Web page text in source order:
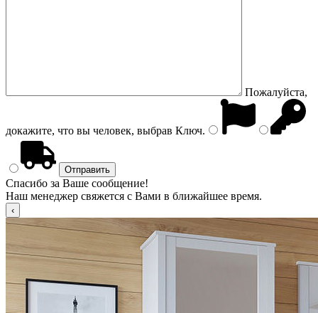
Пожалуйста,
докажите, что вы человек, выбрав Ключ.
Спасибо за Ваше сообщение!
Наш менеджер свяжется с Вами в ближайшее время.